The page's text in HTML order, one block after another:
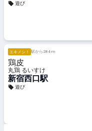
遊び
エキメシ！ 駅から284 m
鶏皮
丸鶏 るいすけ
新宿西口駅
遊び